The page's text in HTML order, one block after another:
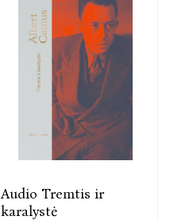
Audio Tremtis ir
karalystė